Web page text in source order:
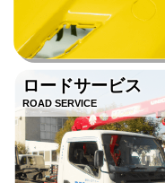
ロードサービス
ROAD SERVICE